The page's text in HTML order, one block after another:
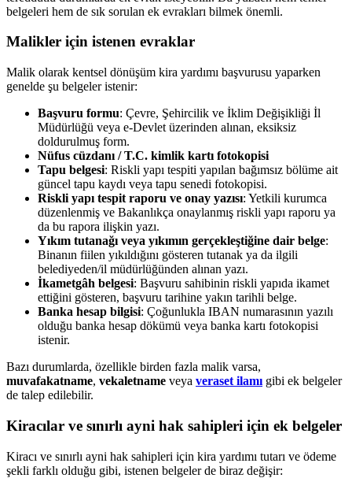
belgeleri hem de sık sorulan ek evrakları bilmek önemli.
Malikler için istenen evraklar
Malik olarak kentsel dönüşüm kira yardımı başvurusu yaparken
genelde şu belgeler istenir:
Başvuru formu: Çevre, Şehircilik ve İklim Değişikliği İl
Müdürlüğü veya e-Devlet üzerinden alınan, eksiksiz
doldurulmuş form.
Nüfus cüzdanı / T.C. kimlik kartı fotokopisi
Tapu belgesi: Riskli yapı tespiti yapılan bağımsız bölüme ait
güncel tapu kaydı veya tapu senedi fotokopisi.
Riskli yapı tespit raporu ve onay yazısı: Yetkili kurumca
düzenlenmiş ve Bakanlıkça onaylanmış riskli yapı raporu ya
da bu rapora ilişkin yazı.
Yıkım tutanağı veya yıkımın gerçekleştiğine dair belge:
Binanın fiilen yıkıldığını gösteren tutanak ya da ilgili
belediyeden/il müdürlüğünden alınan yazı.
İkametgâh belgesi: Başvuru sahibinin riskli yapıda ikamet
ettiğini gösteren, başvuru tarihine yakın tarihli belge.
Banka hesap bilgisi: Çoğunlukla IBAN numarasının yazılı
olduğu banka hesap dökümü veya banka kartı fotokopisi
istenir.
Bazı durumlarda, özellikle birden fazla malik varsa,
muvafakatname, vekaletname veya veraset ilamı gibi ek belgeler
de talep edilebilir.
Kiracılar ve sınırlı ayni hak sahipleri için ek belgeler
Kiracı ve sınırlı ayni hak sahipleri için kira yardımı tutarı ve ödeme
şekli farklı olduğu gibi, istenen belgeler de biraz değişir: